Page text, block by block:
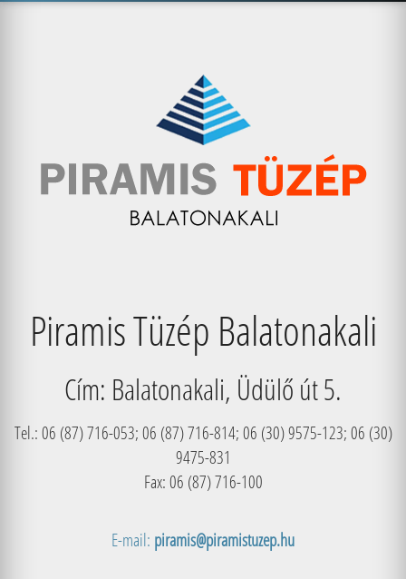
Piramis Tüzép Balatonakali
Cím: Balatonakali, Üdülő út 5.
Tel.: 06 (87) 716-053; 06 (87) 716-814; 06 (30) 9575-123; 06 (30)
9475-831
Fax: 06 (87) 716-100
E-mail: piramis@piramistuzep.hu